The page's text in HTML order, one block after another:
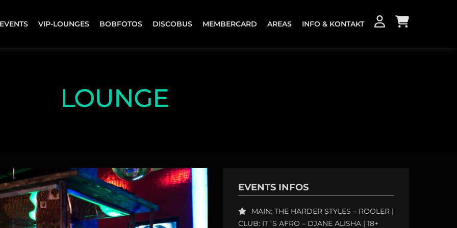
VIP-LOUNGES BOBFOTOS DISCOBUS MEMBERCARD AREAS INFO & KONTAKT
LOUNGE
EVENTS INFOS
MAIN: THE HARDER STYLES – ROOLER |
CLUB: IT´S AFRO – DJANE ALISHA | 18+